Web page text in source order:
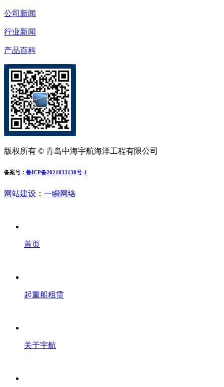
公司新闻
行业新闻
产品百科
版权所有 © 青岛中海宇航海洋工程有限公司
备案号： 鲁ICP备2021033138号-1
网站建设 ： 一瞬网络
首页
起重船租赁
关于宇航